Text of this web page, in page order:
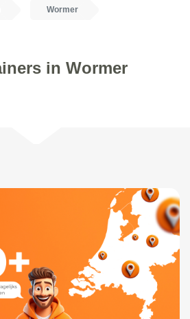
Wormer
in Wormer